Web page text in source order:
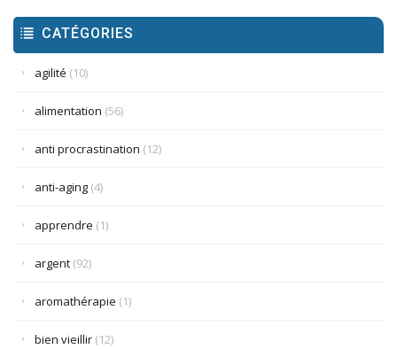
CATÉGORIES
agilité (10)
alimentation (56)
anti procrastination (12)
anti-aging (4)
apprendre (1)
argent (92)
aromathérapie (1)
bien vieillir (12)